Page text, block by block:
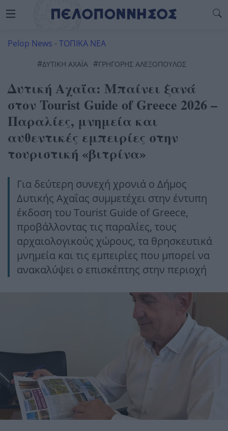
Pelop News -ΤΟΠΙΚΑ ΝΕΑ
#ΔΥΤΙΚΉ ΑΧΑΪ́Α #ΓΡΗΓΌΡΗΣ ΑΛΕΞΌΠΟΥΛΟΣ
Δυτική Αχαΐα: Μπαίνει ξανά
στον Tourist Guide of Greece 2026 –
Παραλίες, μνημεία και
αυθεντικές εμπειρίες στην
τουριστική «βιτρίνα»
Για δεύτερη συνεχή χρονιά ο Δήμος
Δυτικής Αχαΐας συμμετέχει στην έντυπη
έκδοση του Tourist Guide of Greece,
προβάλλοντας τις παραλίες, τους
αρχαιολογικούς χώρους, τα θρησκευτικά
μνημεία και τις εμπειρίες που μπορεί να
ανακαλύψει ο επισκέπτης στην περιοχή